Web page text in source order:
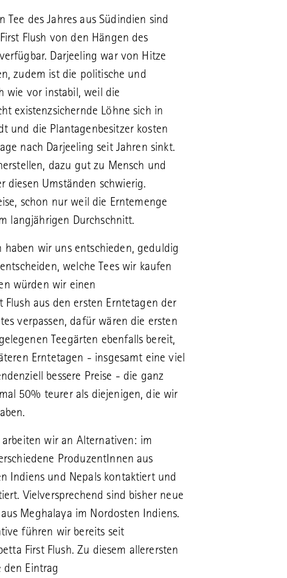
Tee des Jahres aus Südindien sind
Flush von den Hängen des
Darjeeling war von Hitze
zudem ist die politische und
wie vor instabil, weil die
existenzsichernde Löhne sich in
und die Plantagenbesitzer kosten
nach Darjeeling seit Jahren sinkt.
dazu gut zu Mensch und
diesen Umständen schwierig.
schon nur weil die Erntemenge
langjährigen Durchschnitt.
haben wir uns entschieden, geduldig
welche Tees wir kaufen
würden wir einen
Flush aus den ersten Erntetagen der
verpassen, dafür wären die ersten
Teegärten ebenfalls bereit,
Erntetagen - insgesamt eine viel
bessere Preise - die ganz
50% teurer als diejenigen, die wir
arbeiten wir an Alternativen: im
ProduzentInnen aus
Indiens und Nepals kontaktiert und
Vielversprechend sind bisher neue
Meghalaya im Nordosten Indiens.
führen wir bereits seit
First Flush. Zu diesem allerersten
den Eintrag